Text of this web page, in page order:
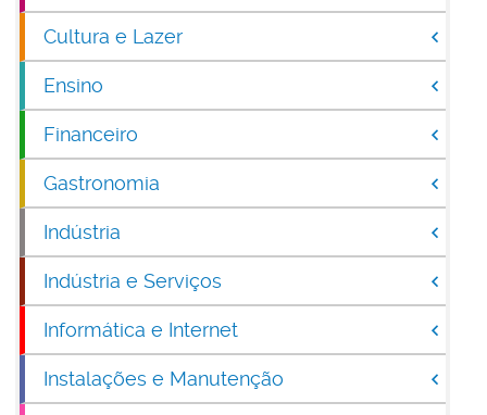
Cultura e Lazer
Ensino
Financeiro
Gastronomia
Indústria
Indústria e Serviços
Informática e Internet
Instalações e Manutenção